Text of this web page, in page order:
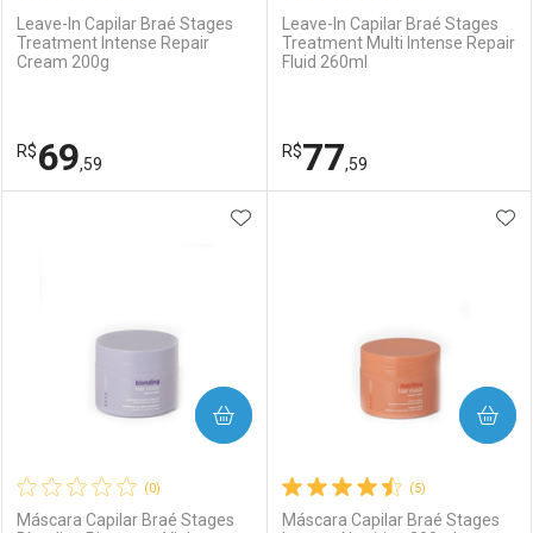
Leave-In Capilar Braé Stages
Treatment Intense Repair
Cream 200g
R$69,59
Leave-In Capilar Braé Stages
Treatment Multi Intense Repair
Fluid 260ml
R$77,59
(0)
Máscara Capilar Braé Stages
ADICIONAR AOS FAVORITOS
COMPRAR
(5)
Máscara Capilar Braé Stages
COMPRAR